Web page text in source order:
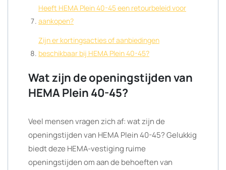
Heeft HEMA Plein 40-45 een retourbeleid voor
aankopen?
Zijn er kortingsacties of aanbiedingen
beschikbaar bij HEMA Plein 40-45?
Wat zijn de openingstijden van
HEMA Plein 40-45?
Veel mensen vragen zich af: wat zijn de
openingstijden van HEMA Plein 40-45? Gelukkig
biedt deze HEMA-vestiging ruime
openingstijden om aan de behoeften van